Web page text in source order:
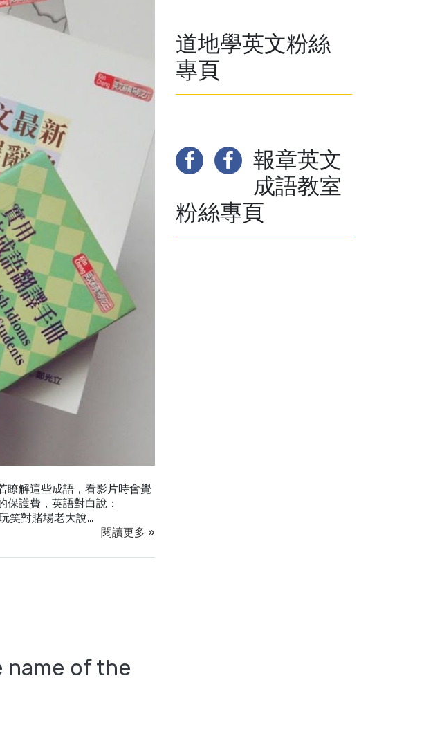
瞭解這些成語，看影片時會覺
護費，英語對白說：
笑對賭場老大說…
閱讀更多 »
name of the
道地學英文粉絲
專頁
報章英文
成語教室
粉絲專頁